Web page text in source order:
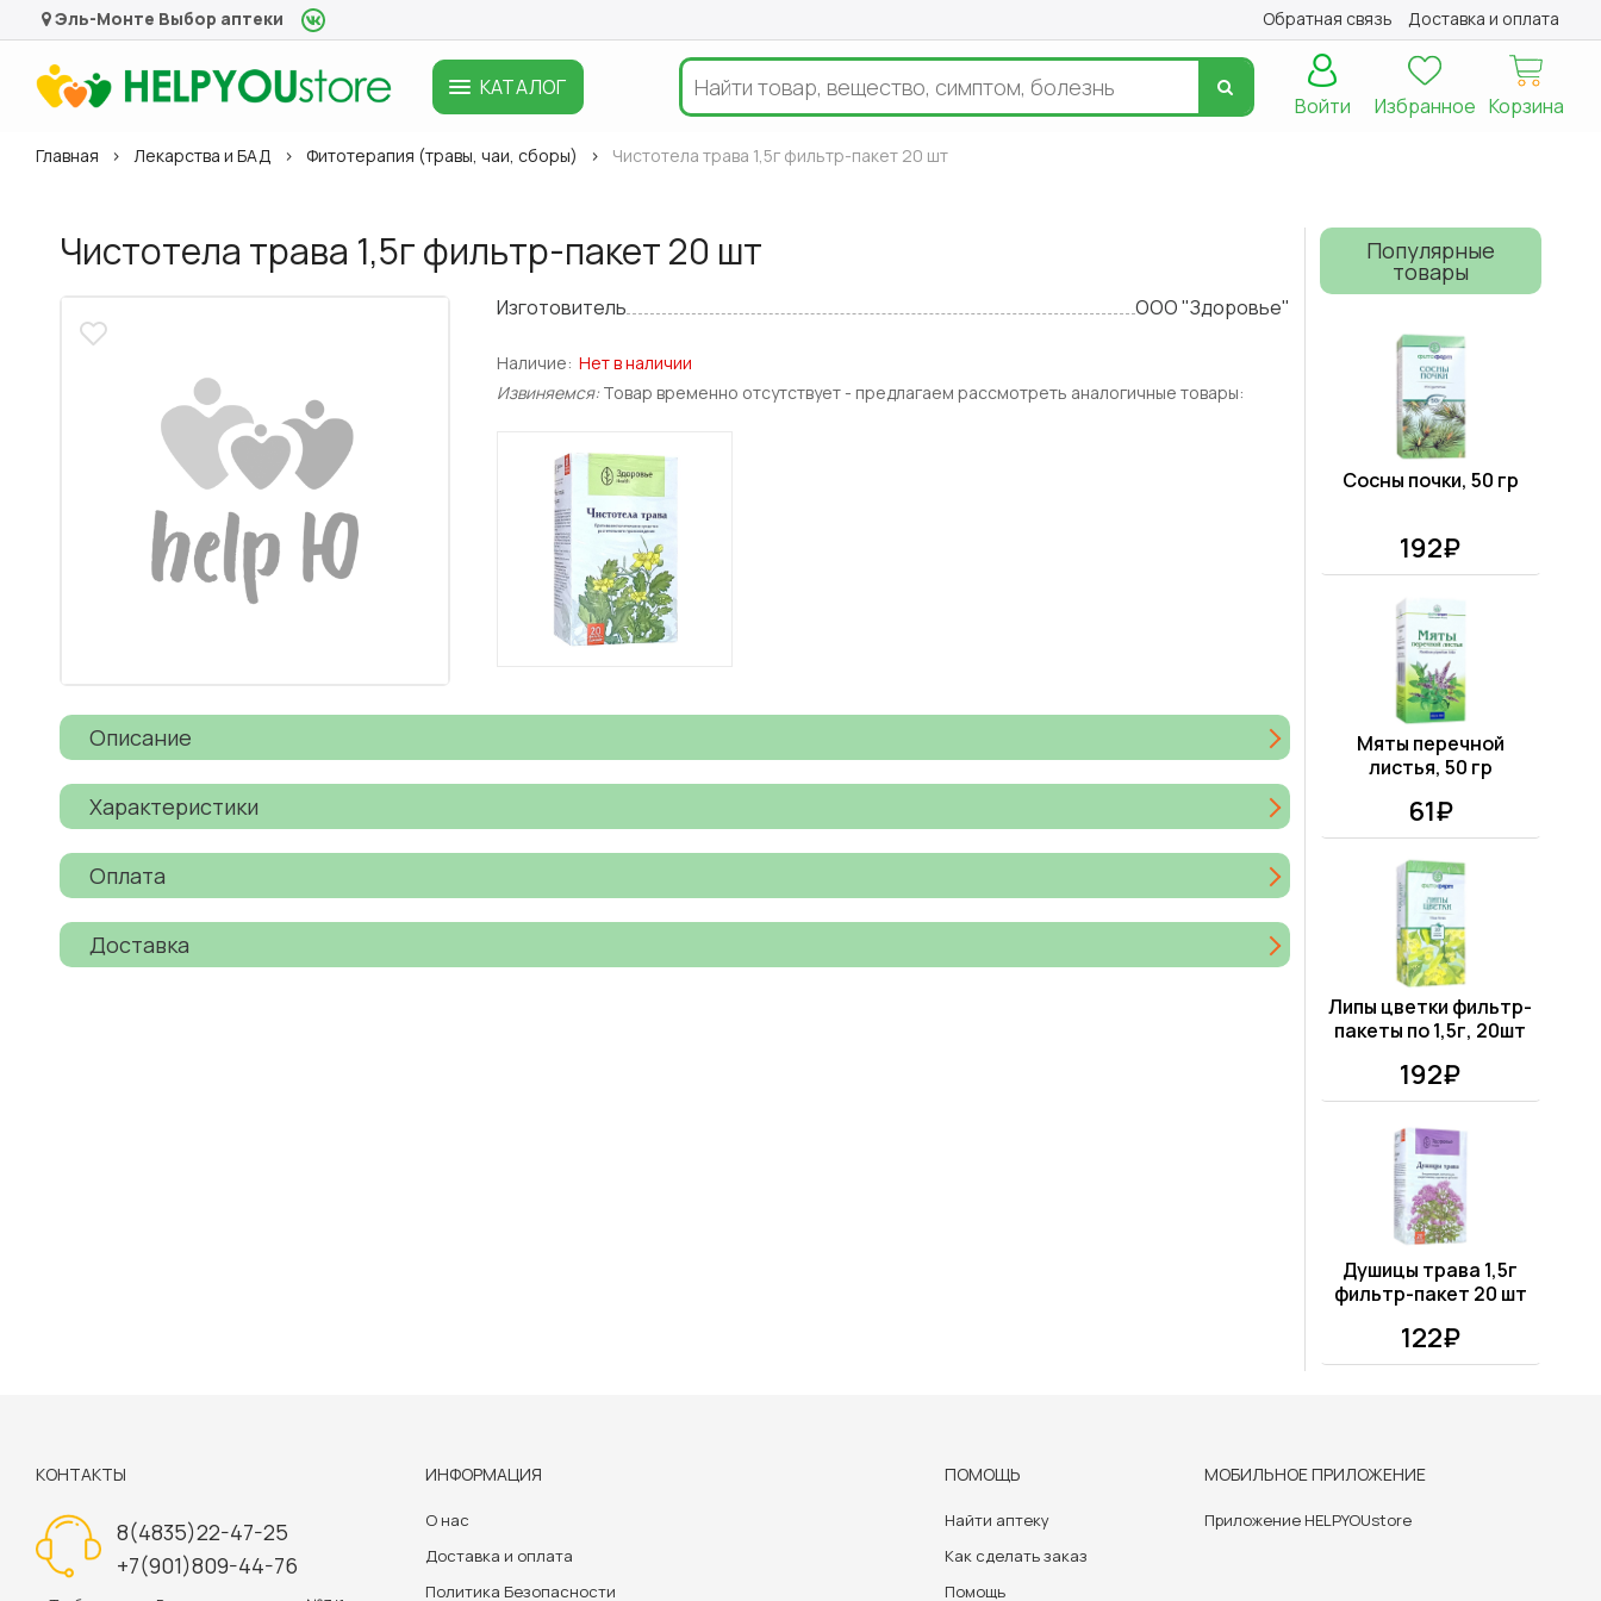
Эль-Монте Выбор аптеки Обратная связь Доставка и оплата
КАТАЛОГ
Корзина
Избранное
Войти
Главная Лекарства и БАД Фитотерапия (травы, чаи, сборы) Чистотела трава 1,5г фильтр-пакет 20 шт
Чистотела трава 1,5г фильтр-пакет 20 шт
Изготовитель ООО "Здоровье"
Наличие: Нет в наличии
Извиняемся: Товар временно отсутствует - предлагаем рассмотреть аналогичные товары:
Описание
Характеристики
Оплата
Доставка
Популярные
товары
Сосны почки, 50 гр
192₽
Мяты перечной
листья, 50 гр
61₽
Липы цветки фильтр-
пакеты по 1,5г, 20шт
192₽
Душицы трава 1,5г
фильтр-пакет 20 шт
122₽
КОНТАКТЫ
8(4835)22-47-25
+7(901)809-44-76
ИНФОРМАЦИЯ
О нас
Доставка и оплата
Политика Безопасности
ПОМОЩЬ
Найти аптеку
Как сделать заказ
Помощь
МОБИЛЬНОЕ ПРИЛОЖЕНИЕ
Приложение HELPYOUstore